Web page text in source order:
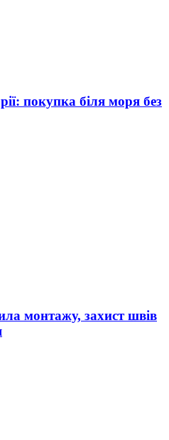
покупка біля моря без
монтажу, захист швів